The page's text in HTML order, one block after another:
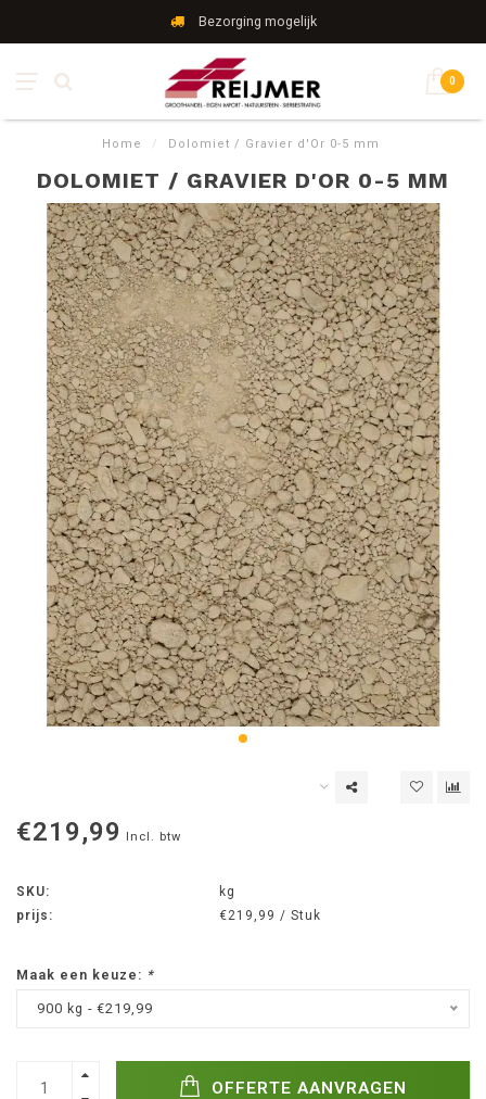
Bezorging mogelijk
0
Home / Dolomiet / Gravier d'Or 0-5 mm
DOLOMIET / GRAVIER D'OR 0-5 MM
€219,99 Incl. btw
SKU:
kg
prijs:
€219,99 / Stuk
Maak een keuze: *
900 kg - €219,99
OFFERTE AANVRAGEN